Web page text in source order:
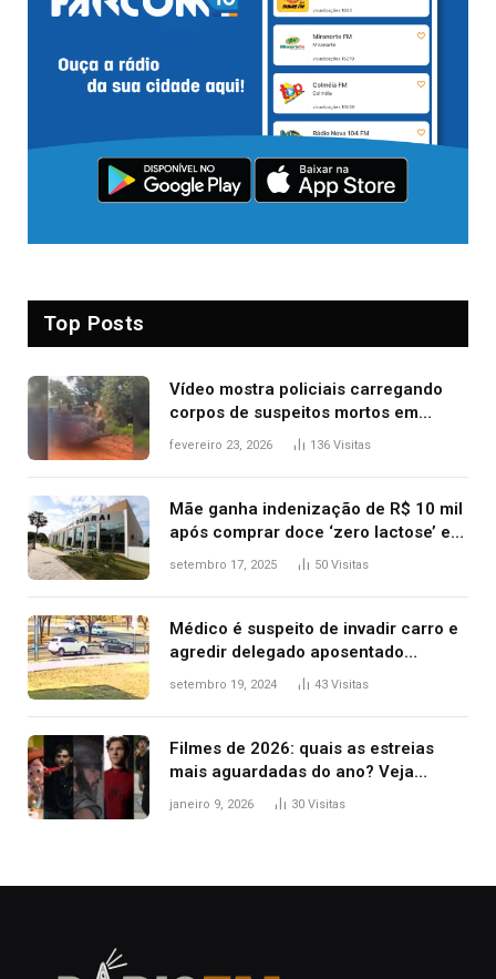
Top Posts
Vídeo mostra policiais carregando
corpos de suspeitos mortos em
confronto dentro de caminhonete
fevereiro 23, 2026 136 Visitas
Mãe ganha indenização de R$ 10 mil
após comprar doce ‘zero lactose’ e
filha ter reação alérgica grave
setembro 17, 2025 50 Visitas
Médico é suspeito de invadir carro e
agredir delegado aposentado
durante confusão no trânsito
setembro 19, 2024 43 Visitas
Filmes de 2026: quais as estreias
mais aguardadas do ano? Veja
principais lançamentos do cinema
janeiro 9, 2026 30 Visitas